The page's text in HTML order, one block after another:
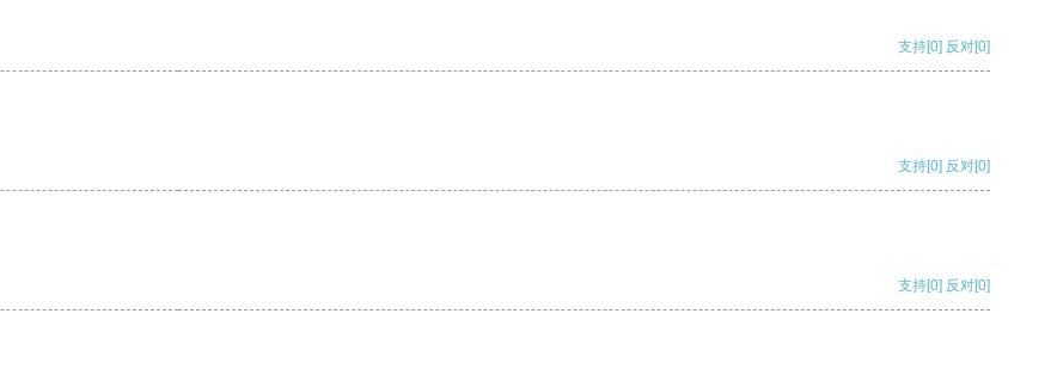
支持[0] 反对[0]
支持[0] 反对[0]
支持[0] 反对[0]